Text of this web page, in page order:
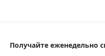
Получайте еженедельно